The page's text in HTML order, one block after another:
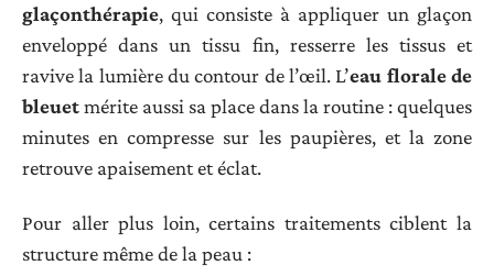
glaçonthérapie, qui consiste à appliquer un glaçon
enveloppé dans un tissu fin, resserre les tissus et
ravive la lumière du contour de l’œil. L’eau florale de
bleuetmérite aussi sa place dans la routine : quelques
minutes en compresse sur les paupières, et la zone
retrouve apaisement et éclat.
Pour aller plus loin, certains traitements ciblent la
structure même de la peau :